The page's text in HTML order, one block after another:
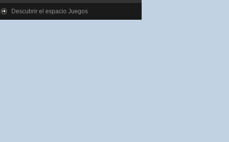
Descubrir el espacio Juegos